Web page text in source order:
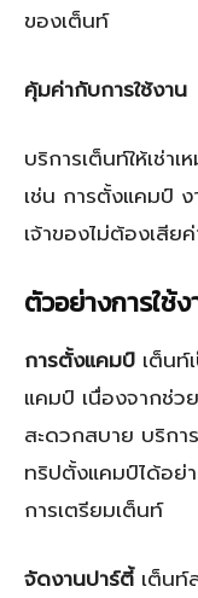
ของเต็นท์
คุ้มค่ากับการใช้งาน
บริการเต็นท์ให้เช่า
เช่น การตั้งแคมป์
เจ้าของไม่ต้องเสีย
ตัวอย่างการใช้
การตั้งแคมป์ เต็น
แคมป์ เนื่องจากช่ว
สะดวกสบาย บริกา
ทริปตั้งแคมป์ได้อย่
การเตรียมเต็นท์
จัดงานปาร์ตี้เต็นท์